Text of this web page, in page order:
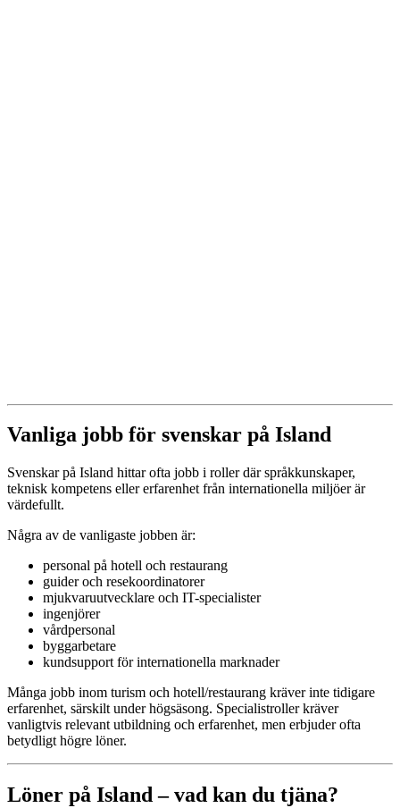
Vanliga jobb för svenskar på Island
Svenskar på Island hittar ofta jobb i roller där språkkunskaper,
teknisk kompetens eller erfarenhet från internationella miljöer är
värdefullt.
Några av de vanligaste jobben är:
personal på hotell och restaurang
guider och resekoordinatorer
mjukvaruutvecklare och IT-specialister
ingenjörer
vårdpersonal
byggarbetare
kundsupport för internationella marknader
Många jobb inom turism och hotell/restaurang kräver inte tidigare
erfarenhet, särskilt under högsäsong. Specialistroller kräver
vanligtvis relevant utbildning och erfarenhet, men erbjuder ofta
betydligt högre löner.
Löner på Island – vad kan du tjäna?